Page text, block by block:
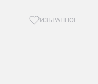
ИЗБРАННОЕ